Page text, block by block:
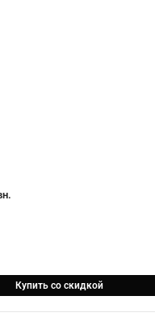
Купить со скидкой